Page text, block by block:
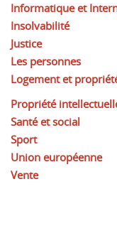
Informatique et
Insolvabilité
Justice
Les personnes
Logement et
Propriété
Santé et social
Sport
Union européenne
Vente